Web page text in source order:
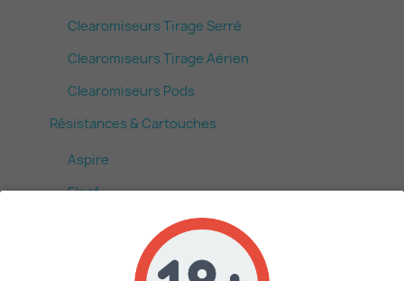
Clearomiseurs Tirage Serré
Clearomiseurs Tirage Aérien
Clearomiseurs Pods
Résistances & Cartouches
Aspire
Eleaf